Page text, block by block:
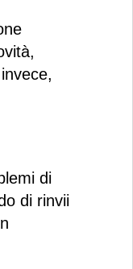
di
di rinvii